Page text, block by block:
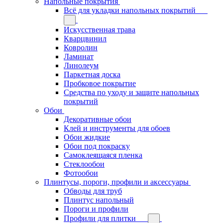
Всё для укладки напольных покрытий
Искусственная трава
Кварцвинил
Ковролин
Ламинат
Линолеум
Паркетная доска
Пробковое покрытие
Средства по уходу и защите напольных
покрытий
Обои
Декоративные обои
Клей и инструменты для обоев
Обои жидкие
Обои под покраску
Самоклеящаяся пленка
Стеклообои
Фотообои
Плинтусы, пороги, профили и аксессуары
Обводы для труб
Плинтус напольный
Пороги и профили
Профили для плитки